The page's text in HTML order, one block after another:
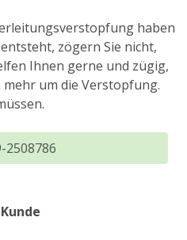
haben
zögern Sie nicht,
Ihnen gerne und zügig,
mehr um die Verstopfung.
2508786